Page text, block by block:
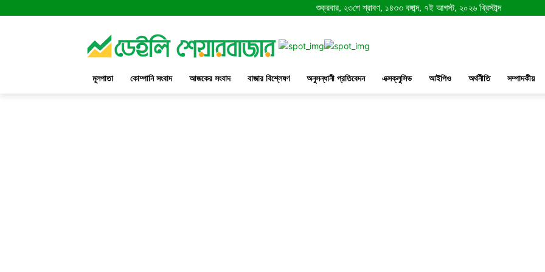
শুক্রবার, ২৩শে শ্রাবণ, ১৪৩৩ বঙ্গাব্দ, ৭ই আগস্ট, ২০২৬ খ্রিস্টাব্দ
মূলপাতা কোম্পানি সংবাদ আজকের সংবাদ বাজার বিশ্লেষণ অনুসন্ধানী প্রতিবেদন এক্সক্লুসিভ আইপিও অর্থনীতি সম্পাদকীয়